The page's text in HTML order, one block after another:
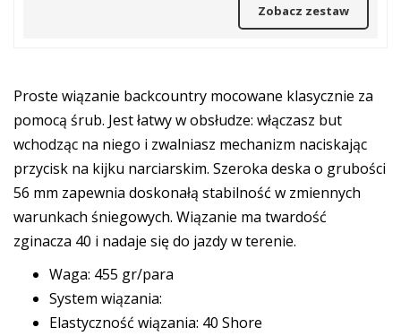
Zobacz zestaw
Proste wiązanie backcountry mocowane klasycznie za
pomocą śrub. Jest łatwy w obsłudze: włączasz but
wchodząc na niego i zwalniasz mechanizm naciskając
przycisk na kijku narciarskim. Szeroka deska o grubości
56 mm zapewnia doskonałą stabilność w zmiennych
warunkach śniegowych. Wiązanie ma twardość
zginacza 40 i nadaje się do jazdy w terenie.
Waga: 455 gr/para
System wiązania:
Elastyczność wiązania: 40 Shore